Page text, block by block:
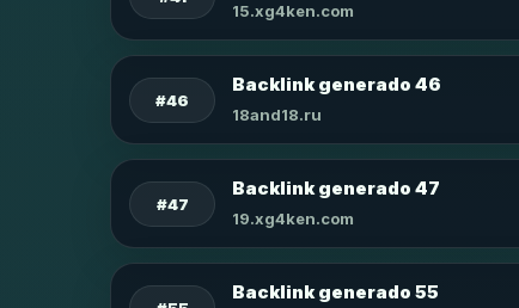
15.xg4ken.com
#46
Backlink generado 46
18and18.ru
#47
Backlink generado 47
19.xg4ken.com
Backlink generado 55